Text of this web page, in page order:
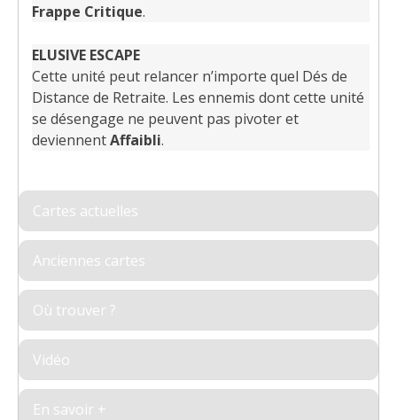
Frappe Critique.
ELUSIVE ESCAPE
Cette unité peut relancer n’importe quel Dés de
Distance de Retraite. Les ennemis dont cette unité
se désengage ne peuvent pas pivoter et
deviennentAffaibli.
Cartes actuelles
Anciennes cartes
Où trouver ?
Vidéo
En savoir +